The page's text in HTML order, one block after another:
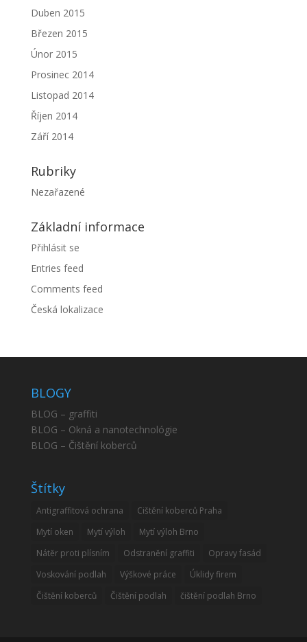
Duben 2015
Březen 2015
Únor 2015
Prosinec 2014
Listopad 2014
Říjen 2014
Září 2014
Rubriky
Nezařazené
Základní informace
Přihlásit se
Entries feed
Comments feed
Česká lokalizace
BLOGY
BLOG – graffiti
BLOG – Okná a nanotechnológie
BLOG – Čištění koberců
Štítky
Antigraffitová ochrana
Cištění koberců Praha
Mytí oken
Mytí výloh
Mytí výloh Brno
Nátěr proti plísním
Odstranění graffiti
Opravy fasád
Voskování podlah
Výškové práce
Úklidy firem
Čištění koberců
Čištění podlah čištění podlah Brno